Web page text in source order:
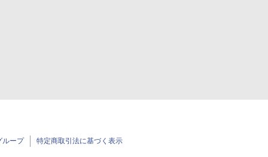
ループ 特定商取引法に基づく表示